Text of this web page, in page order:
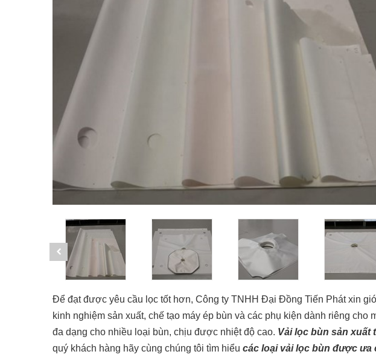
Để đạt được yêu cầu lọc tốt hơn, Công ty TNHH Đại Đồng Tiến Phát xin
kinh nghiệm sản xuất, chế tạo máy ép bùn và các phụ kiện dành riêng
đa dạng cho nhiều loại bùn, chịu được nhiệt độ cao. Vải lọc bùn sản xuất
quý khách hàng hãy cùng chúng tôi tìm hiểu các loại vải lọc bùn được ưa